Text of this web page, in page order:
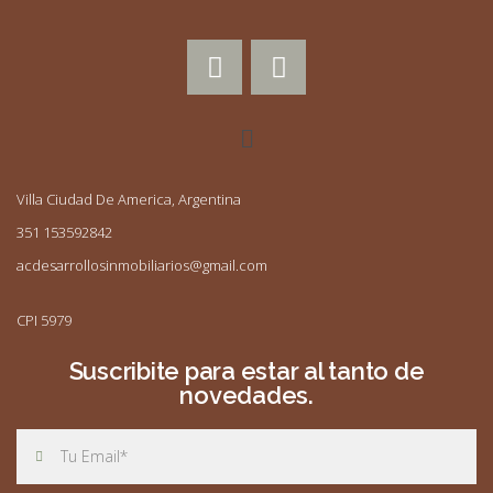
Villa Ciudad De America, Argentina
351 153592842
acdesarrollosinmobiliarios@gmail.com
CPI 5979
Suscribite para estar al tanto de
novedades.